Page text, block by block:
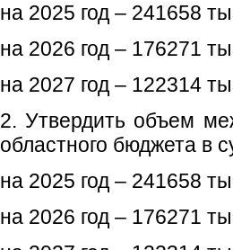
на 2025 год – 241658
на 2026 год – 176271
на 2027 год – 122314
2. Утвердить объем
областного бюджета в
на 2025 год – 241658
на 2026 год – 176271